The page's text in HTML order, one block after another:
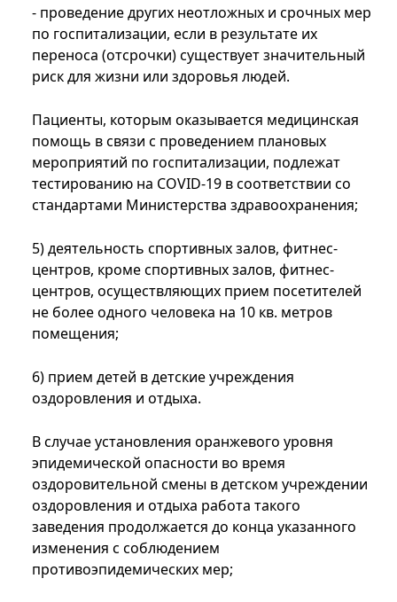
- проведение других неотложных и срочных мер
по госпитализации, если в результате их
переноса (отсрочки) существует значительный
риск для жизни или здоровья людей.
Пациенты, которым оказывается медицинская
помощь в связи с проведением плановых
мероприятий по госпитализации, подлежат
тестированию на COVID-19 в соответствии со
стандартами Министерства здравоохранения;
5) деятельность спортивных залов, фитнес-
центров, кроме спортивных залов, фитнес-
центров, осуществляющих прием посетителей
не более одного человека на 10 кв. метров
помещения;
6) прием детей в детские учреждения
оздоровления и отдыха.
В случае установления оранжевого уровня
эпидемической опасности во время
оздоровительной смены в детском учреждении
оздоровления и отдыха работа такого
заведения продолжается до конца указанного
изменения с соблюдением
противоэпидемических мер;